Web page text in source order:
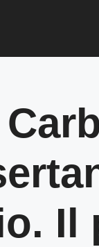
Il